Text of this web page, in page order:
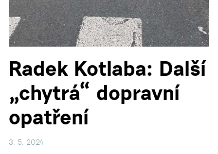
Radek Kotlaba: Další
„chytrá“ dopravní
opatření
3. 5. 2024